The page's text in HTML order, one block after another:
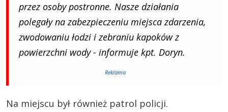
przez osoby postronne. Nasze działania
polegały na zabezpieczeniu miejsca zdarzenia,
zwodowaniu łodzi i zebraniu kapoków z
powierzchni wody - informuje kpt. Doryn.
Reklama
Na miejscu był również patrol policji.